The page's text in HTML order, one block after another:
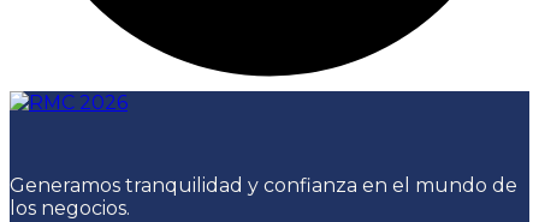
Generamos tranquilidad y confianza en el mundo de
los negocios.